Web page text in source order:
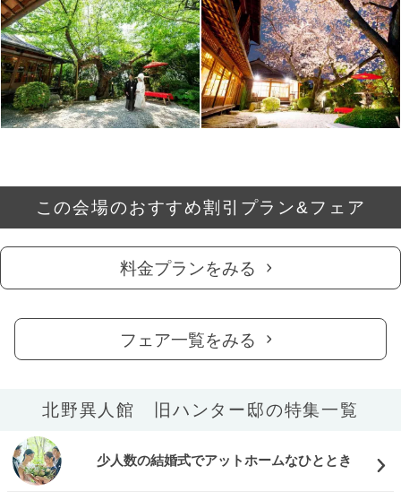
この会場のおすすめ割引プラン&フェア
料金プランをみる
フェア一覧をみる
北野異人館 旧ハンター邸の特集一覧
少人数の結婚式でアットホームなひととき